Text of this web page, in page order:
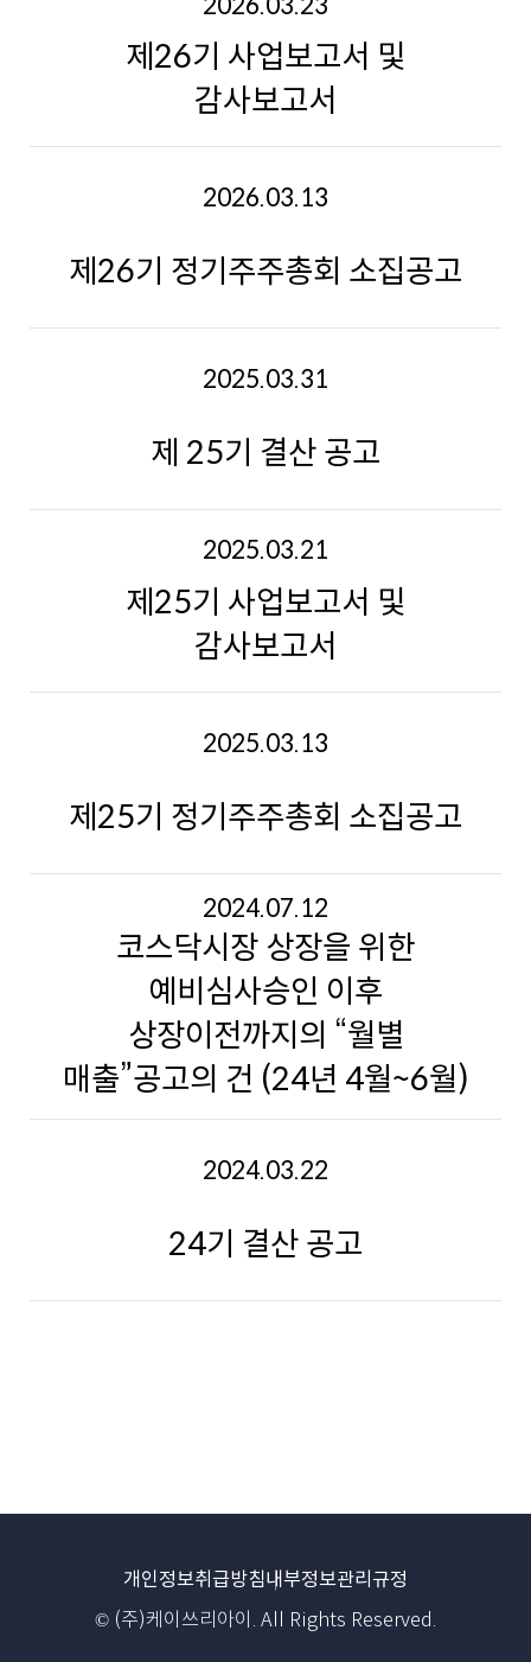
제26기 사업보고서 및
감사보고서
2026.03.13
제26기 정기주주총회 소집공고
2025.03.31
제 25기 결산 공고
2025.03.21
제25기 사업보고서 및
감사보고서
2025.03.13
제25기 정기주주총회 소집공고
2024.07.12
코스닥시장 상장을 위한
예비심사승인 이후
상장이전까지의 “월별
매출”공고의 건 (24년 4월~6월)
2024.03.22
24기 결산 공고
개인정보취급방침내부정보관리규정
© (주)케이쓰리아이. All Rights Reserved.